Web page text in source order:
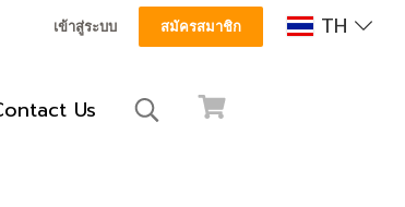
เข้าสู่ระบบ สมัครสมาชิก TH
Us